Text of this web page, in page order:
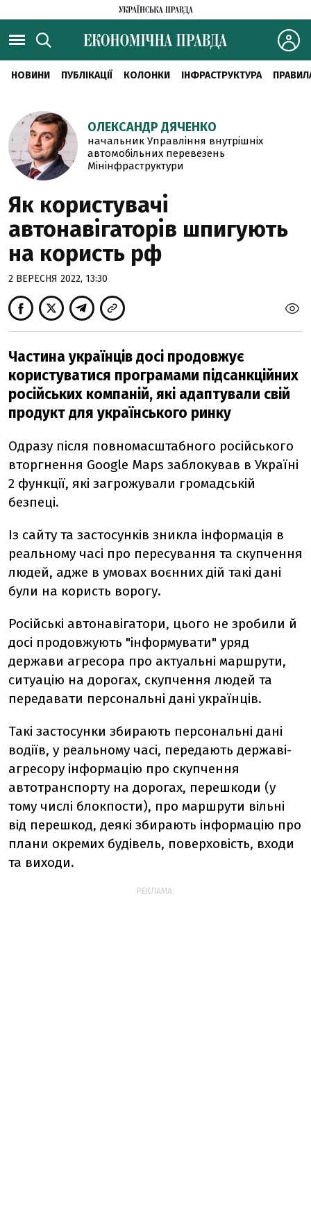
НОВИНИ ПУБЛІКАЦІЇ КОЛОНКИ ІНФРАСТРУКТУРА
ОЛЕКСАНДР ДЯЧЕНКО
начальник Управління внутрішніх
автомобільних перевезень
Мінінфраструктури
Як користувачі
автонавігаторів шпигують
на користь рф
2 ВЕРЕСНЯ 2022, 13:30
Частина українців досі продовжує
користуватися програмами підсанкційних
російських компаній, які адаптували свій
продукт для українського ринку
Одразу після повномасштабного російського
вторгнення Google Maps заблокував в Україні
2 функції, які загрожували громадській
безпеці.
Із сайту та застосунків зникла інформація в
реальному часі про пересування та скупчення
людей, адже в умовах воєнних дій такі дані
були на користь ворогу.
Російські автонавігатори, цього не зробили й
досі продовжують "інформувати" уряд
держави агресора про актуальні маршрути,
ситуацію на дорогах, скупчення людей та
передавати персональні дані українців.
Такі застосунки збирають персональні дані
водіїв, у реальному часі, передають державі-
агресору інформацію про скупчення
автотранспорту на дорогах, перешкоди (у
тому числі блокпости), про маршрути вільні
від перешкод, деякі збирають інформацію про
плани окремих будівель, поверховість, входи
та виходи.
РЕКЛАМА: